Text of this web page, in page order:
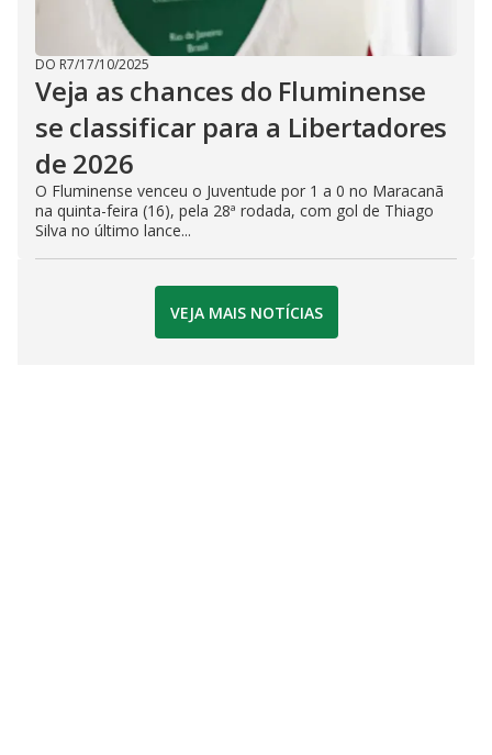
DO R7/17/10/2025
Veja as chances do Fluminense
se classificar para a Libertadores
de 2026
O Fluminense venceu o Juventude por 1 a 0 no Maracanã
na quinta-feira (16), pela 28ª rodada, com gol de Thiago
Silva no último lance...
VEJA MAIS NOTÍCIAS